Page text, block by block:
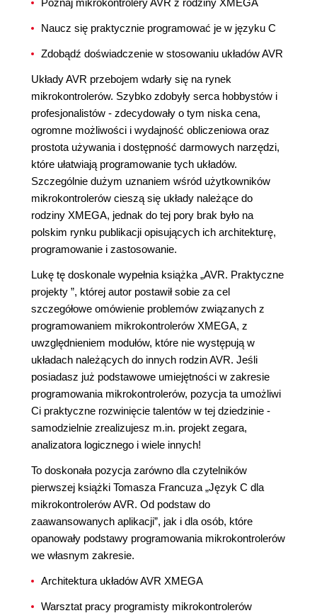
Poznaj mikrokontrolery AVR z rodziny XMEGA
Naucz się praktycznie programować je w języku C
Zdobądź doświadczenie w stosowaniu układów AVR
Układy AVR przebojem wdarły się na rynek
mikrokontrolerów. Szybko zdobyły serca hobbystów i
profesjonalistów - zdecydowały o tym niska cena,
ogromne możliwości i wydajność obliczeniowa oraz
prostota używania i dostępność darmowych narzędzi,
które ułatwiają programowanie tych układów.
Szczególnie dużym uznaniem wśród użytkowników
mikrokontrolerów cieszą się układy należące do
rodziny XMEGA, jednak do tej pory brak było na
polskim rynku publikacji opisujących ich architekturę,
programowanie i zastosowanie.
Lukę tę doskonale wypełnia książka „AVR. Praktyczne
projekty ”, której autor postawił sobie za cel
szczegółowe omówienie problemów związanych z
programowaniem mikrokontrolerów XMEGA, z
uwzględnieniem modułów, które nie występują w
układach należących do innych rodzin AVR. Jeśli
posiadasz już podstawowe umiejętności w zakresie
programowania mikrokontrolerów, pozycja ta umożliwi
Ci praktyczne rozwinięcie talentów w tej dziedzinie -
samodzielnie zrealizujesz m.in. projekt zegara,
analizatora logicznego i wiele innych!
To doskonała pozycja zarówno dla czytelników
pierwszej książki Tomasza Francuza „Język C dla
mikrokontrolerów AVR. Od podstaw do
zaawansowanych aplikacji”, jak i dla osób, które
opanowały podstawy programowania mikrokontrolerów
we własnym zakresie.
Architektura układów AVR XMEGA
Warsztat pracy programisty mikrokontrolerów